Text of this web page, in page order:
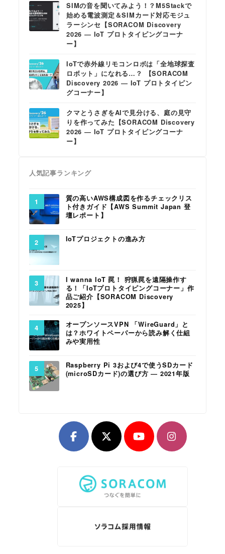
SIMの音を聞いてみよう！？M5Stackで
始める電波測定＆SIMカード対応モジュ
ラーシンセ【SORACOM Discovery
2026 ― IoT プロトタイピングコーナ
ー】
IoTで赤外線リモコンロボは「全地球探査
ロボット」になれる…？ 【SORACOM
Discovery 2026 ― IoT プロトタイピン
グコーナー】
クマとうさぎをAIで見分ける、庭の見守
りを作ってみた【SORACOM Discovery
2026 ― IoT プロトタイピングコーナ
ー】
人気記事ランキング
質の高いAWS構成図を作るチェックリス
ト付きガイド【AWS Summit Japan 登
壇レポート】
IoTプロジェクトの進み方
I wanna IoT 罠！ 狩猟罠を遠隔操作す
る！「IoTプロトタイピングコーナー」作
品ご紹介【SORACOM Discovery
2025】
オープンソースVPN 「WireGuard」と
は？ホワイトペーパーから読み解く仕組
みや実用性
Raspberry Pi 3および4で使うSDカード
(microSDカード)の選び方 ― 2021年版